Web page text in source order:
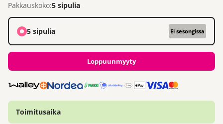
Pakkauskoko:5 sipulia
5 sipulia Ei sesongissa
Loppuunmyyty
Toimitusaika